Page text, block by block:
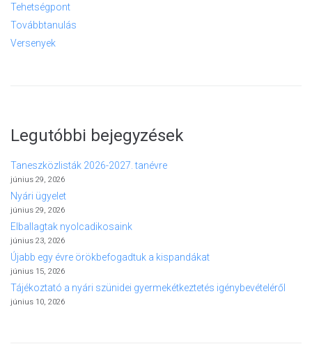
Tehetségpont
Továbbtanulás
Versenyek
Legutóbbi bejegyzések
Taneszközlisták 2026-2027. tanévre
június 29, 2026
Nyári ügyelet
június 29, 2026
Elballagtak nyolcadikosaink
június 23, 2026
Újabb egy évre örökbefogadtuk a kispandákat
június 15, 2026
Tájékoztató a nyári szünidei gyermekétkeztetés igénybevételéről
június 10, 2026